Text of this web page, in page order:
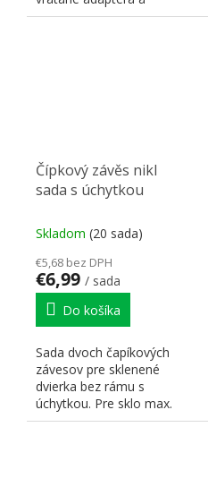
montážneho návodu. Do...
Čípkový závěs nikl
sada s úchytkou
Skladom (20 sada)
€5,68 bez DPH
€6,99 / sada
Do košíka
Sada dvoch čapíkových
závesov pre sklenené
dvierka bez rámu s
úchytkou. Pre sklo max.
hrúbky 5mm